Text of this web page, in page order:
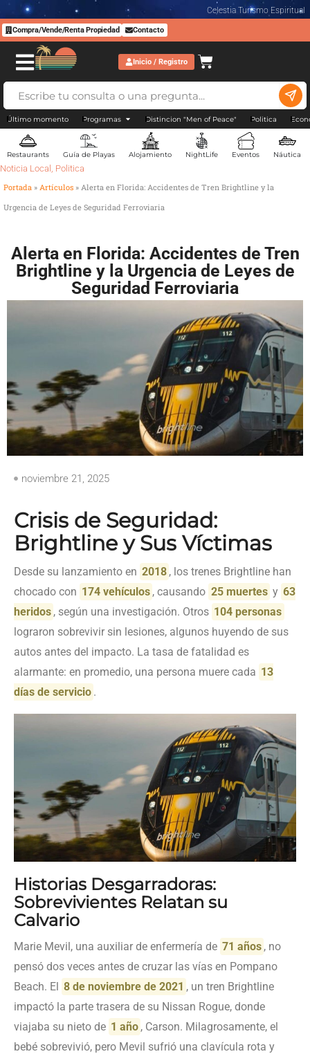
Celestia Turismo Espiritual
Compra/Vende/Renta Propiedad Contacto
Inicio / Registro
Último momento Programas Distincion "Men of Peace" Politica
Restaurants Guía de Playas Alojamiento NightLife Eventos Náutica
Noticia Local , Politica
Portada » Artículos » Alerta en Florida: Accidentes de Tren Brightline y la
Urgencia de Leyes de Seguridad Ferroviaria
Alerta en Florida: Accidentes de Tren
Brightline y la Urgencia de Leyes de
Seguridad Ferroviaria
noviembre 21, 2025
Crisis de Seguridad:
Brightline y Sus Víctimas
Desde su lanzamiento en 2018 , los trenes Brightline han
chocado con 174 vehículos , causando 25 muertes y 63
heridos , según una investigación. Otros 104 personas
lograron sobrevivir sin lesiones, algunos huyendo de sus
autos antes del impacto. La tasa de fatalidad es
alarmante: en promedio, una persona muere cada 13
días de servicio .
Historias Desgarradoras:
Sobrevivientes Relatan su
Calvario
Marie Mevil, una auxiliar de enfermería de 71 años , no
pensó dos veces antes de cruzar las vías en Pompano
Beach. El 8 de noviembre de 2021 , un tren Brightline
impactó la parte trasera de su Nissan Rogue, donde
viajaba su nieto de 1 año , Carson. Milagrosamente, el
bebé sobrevivió, pero Mevil sufrió una clavícula rota y